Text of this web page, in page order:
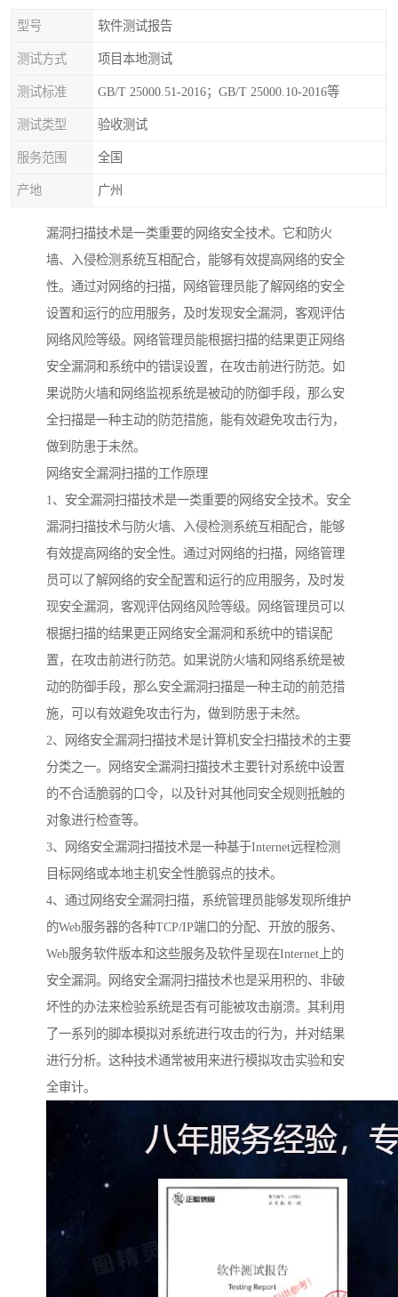
型号 软件测试报告
测试方式 项目本地测试
测试标准 GB/T 25000.51-2016；GB/T 25000.10-2016等
测试类型 验收测试
服务范围 全国
产地 广州
漏洞扫描技术是一类重要的网络安全技术。它和防火
墙、入侵检测系统互相配合，能够有效提高网络的安全
性。通过对网络的扫描，网络管理员能了解网络的安全
设置和运行的应用服务，及时发现安全漏洞，客观评估
网络风险等级。网络管理员能根据扫描的结果更正网络
安全漏洞和系统中的错误设置，在攻击前进行防范。如
果说防火墙和网络监视系统是被动的防御手段，那么安
全扫描是一种主动的防范措施，能有效避免攻击行为，
做到防患于未然。
网络安全漏洞扫描的工作原理
1、安全漏洞扫描技术是一类重要的网络安全技术。安全
漏洞扫描技术与防火墙、入侵检测系统互相配合，能够
有效提高网络的安全性。通过对网络的扫描，网络管理
员可以了解网络的安全配置和运行的应用服务，及时发
现安全漏洞，客观评估网络风险等级。网络管理员可以
根据扫描的结果更正网络安全漏洞和系统中的错误配
置，在攻击前进行防范。如果说防火墙和网络系统是被
动的防御手段，那么安全漏洞扫描是一种主动的前范措
施，可以有效避免攻击行为，做到防患于未然。
2、网络安全漏洞扫描技术是计算机安全扫描技术的主要
分类之一。网络安全漏洞扫描技术主要针对系统中设置
的不合适脆弱的口令，以及针对其他同安全规则抵触的
对象进行检查等。
3、网络安全漏洞扫描技术是一种基于Internet远程检测
目标网络或本地主机安全性脆弱点的技术。
4、通过网络安全漏洞扫描，系统管理员能够发现所维护
的Web服务器的各种TCP/IP端口的分配、开放的服务、
Web服务软件版本和这些服务及软件呈现在Internet上的
安全漏洞。网络安全漏洞扫描技术也是采用积的、非破
坏性的办法来检验系统是否有可能被攻击崩溃。其利用
了一系列的脚本模拟对系统进行攻击的行为，并对结果
进行分析。这种技术通常被用来进行模拟攻击实验和安
全审计。